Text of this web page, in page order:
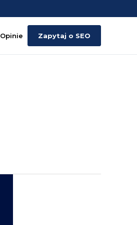
Opinie Zapytaj o SEO